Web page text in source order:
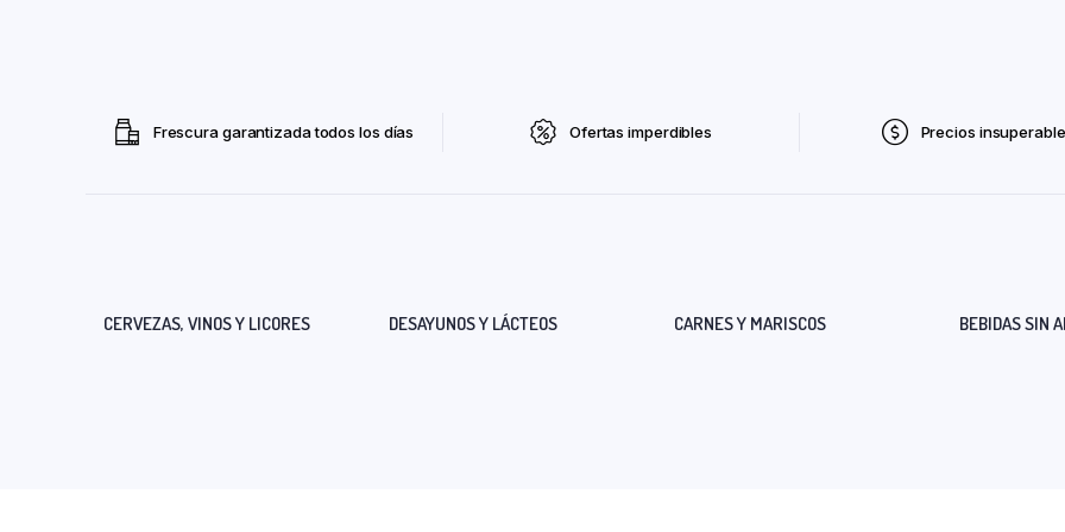
Frescura garantizada todos los días Ofertas imperdibles Precios
CERVEZAS, VINOS Y LICORES DESAYUNOS Y LÁCTEOS CARNES Y MARISCOS BEBIDAS SIN